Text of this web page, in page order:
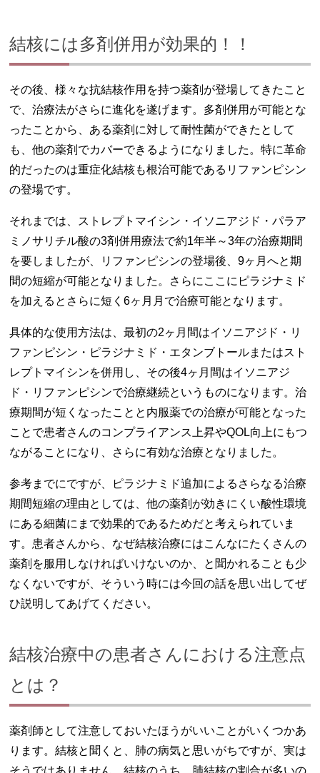
結核には多剤併用が効果的！！
その後、様々な抗結核作用を持つ薬剤が登場してきたこと
で、治療法がさらに進化を遂げます。多剤併用が可能とな
ったことから、ある薬剤に対して耐性菌ができたとして
も、他の薬剤でカバーできるようになりました。特に革命
的だったのは重症化結核も根治可能であるリファンピシン
の登場です。
それまでは、ストレプトマイシン・イソニアジド・パラア
ミノサリチル酸の3剤併用療法で約1年半～3年の治療期間
を要しましたが、リファンピシンの登場後、9ヶ月へと期
間の短縮が可能となりました。さらにここにピラジナミド
を加えるとさらに短く6ヶ月月で治療可能となります。
具体的な使用方法は、最初の2ヶ月間はイソニアジド・リ
ファンピシン・ピラジナミド・エタンブトールまたはスト
レプトマイシンを併用し、その後4ヶ月間はイソニアジ
ド・リファンピシンで治療継続というものになります。治
療期間が短くなったことと内服薬での治療が可能となった
ことで患者さんのコンプライアンス上昇やQOL向上にもつ
ながることになり、さらに有効な治療となりました。
参考までにですが、ピラジナミド追加によるさらなる治療
期間短縮の理由としては、他の薬剤が効きにくい酸性環境
にある細菌にまで効果的であるためだと考えられていま
す。患者さんから、なぜ結核治療にはこんなにたくさんの
薬剤を服用しなければいけないのか、と聞かれることも少
なくないですが、そういう時には今回の話を思い出してぜ
ひ説明してあげてください。
結核治療中の患者さんにおける注意点
とは？
薬剤師として注意しておいたほうがいいことがいくつかあ
ります。結核と聞くと、肺の病気と思いがちですが、実は
そうではありません。結核のうち、肺結核の割合が多いの